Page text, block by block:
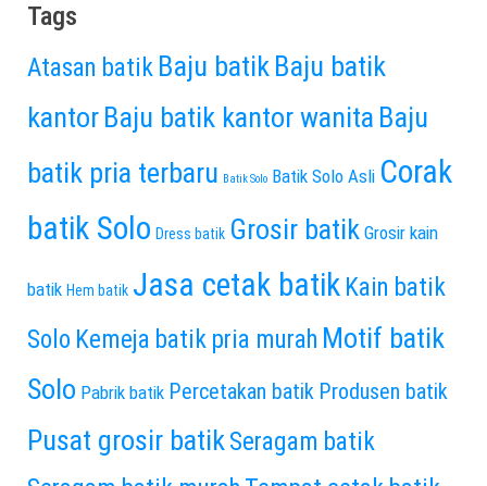
Tags
Atasan batik Baju batik Baju batik
kantor Baju batik kantor wanita Baju
batik pria terbaru Batik Solo Batik Solo Asli Corak
batik Solo Dress batik Grosir batik Grosir kain
batik Hem batik Jasa cetak batik Kain batik
Solo Kemeja batik pria murah Motif batik
Solo Pabrik batik Percetakan batik Produsen batik
Pusat grosir batikSeragam batik